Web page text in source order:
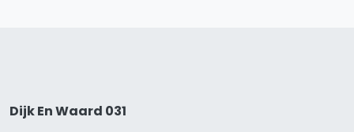
Dijk En Waard 031